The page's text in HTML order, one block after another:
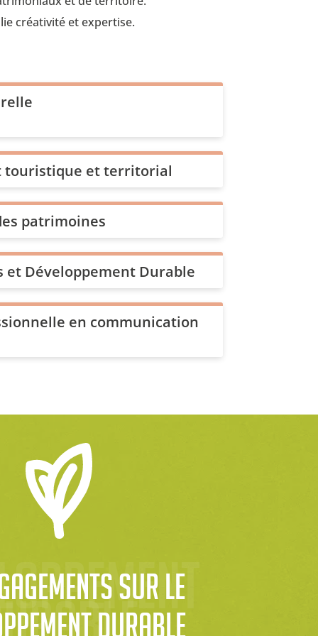
créativité et expertise.
touristique et territorial
patrimoines
et Développement Durable
en communication
sur le
durable